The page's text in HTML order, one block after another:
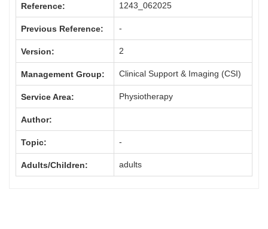
Reference: 1243_062025
Previous Reference: -
Version: 2
Management Group: Clinical Support & Imaging (CSI)
Service Area: Physiotherapy
Author:
Topic: -
Adults/Children: adults